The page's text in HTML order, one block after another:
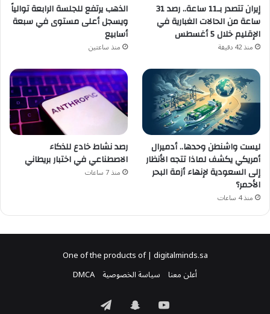
إيران تتصدر بـ11 ساعة.. رصد 31
ساعة من الحالات الغبارية في
الإقليم خلال 5 أغسطس
منذ 42 دقيقة
الذهب يرتفع للجلسة الرابعة توالياً
ويسجل أعلى مستوى في سبعة
أسابيع
منذ ساعتين
ليست واشنطن وحدها.. أدميرال
أمريكي يكشف لماذا تتجه الأنظار
إلى السعودية لإنهاء أزمة البحر
الأحمر؟
منذ 4 ساعات
رصد نشاط خادع للذكاء
الاصطناعي في اختبار بريطاني
منذ 7 ساعات
One of the products of | digitalminds.sa
أعلن معنا سياسة الخصوصية DMCA
‫YouTubeسنابتيلقرام